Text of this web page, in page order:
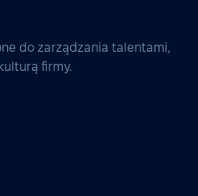
do zarządzania talentami,
firmy.